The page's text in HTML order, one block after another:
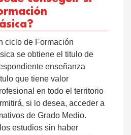
ciclo de Formación
se obtiene el titulo de
enseñanza
que tiene valor
en todo el territorio
si lo desea, acceder a
de Grado Medio.
estudios sin haber